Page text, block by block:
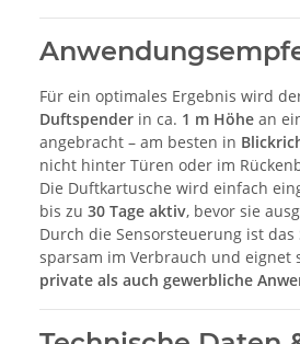
Für ein optimales Ergebnis wird
Duftspender in ca. 1 m Höhe an
angebracht – am besten in
nicht hinter Türen oder im
Die Duftkartusche wird einfach
bis zu 30 Tage aktiv, bevor sie
Durch die Sensorsteuerung ist das
sparsam im Verbrauch und eignet
private als auch gewerbliche